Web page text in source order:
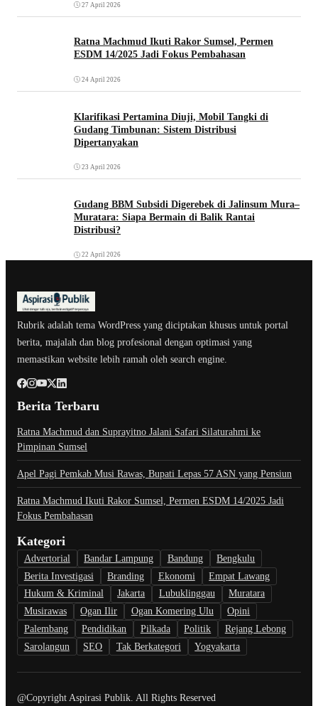
27 April 2026
Ratna Machmud Ikuti Rakor Sumsel, Permen
ESDM 14/2025 Jadi Fokus Pembahasan
24 April 2026
Klarifikasi Pertamina Diuji, Mobil Tangki di
Gudang Timbunan: Sistem Distribusi
Dipertanyakan
23 April 2026
Gudang BBM Subsidi Digerebek di Jalinsum Mura–
Muratara: Siapa Bermain di Balik Rantai
Distribusi?
22 April 2026
Rubrik adalah tema WordPress yang diciptakan khusus untuk portal
berita, majalah dan blog profesional dengan optimasi yang
memastikan website lebih ramah oleh search engine.
Berita Terbaru
Ratna Machmud dan Suprayitno Jalani Safari Silaturahmi ke
Pimpinan Sumsel
Apel Pagi Pemkab Musi Rawas, Bupati Lepas 57 ASN yang Pensiun
Ratna Machmud Ikuti Rakor Sumsel, Permen ESDM 14/2025 Jadi
Fokus Pembahasan
Kategori
Advertorial Bandar Lampung Bandung
Bengkulu
Berita Investigasi
Branding Ekonomi
Empat Lawang
Hukum & Kriminal
Jakarta Lubuklinggau
Muratara
Musirawas
Ogan Ilir Ogan Komering Ulu
Opini
Palembang
Pendidikan Pilkada Politik
Rejang Lebong
Sarolangun
SEO Tak Berkategori Yogyakarta
@Copyright Aspirasi Publik. All Rights Reserved